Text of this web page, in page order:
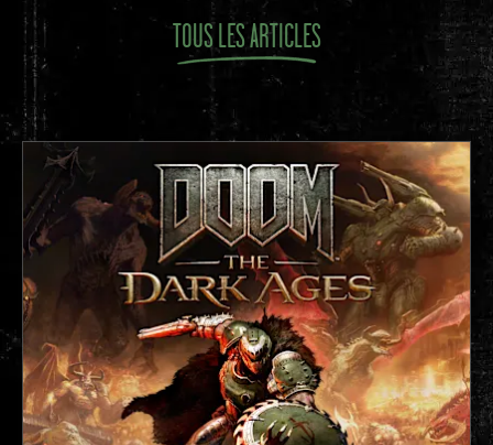
TOUS LES ARTICLES